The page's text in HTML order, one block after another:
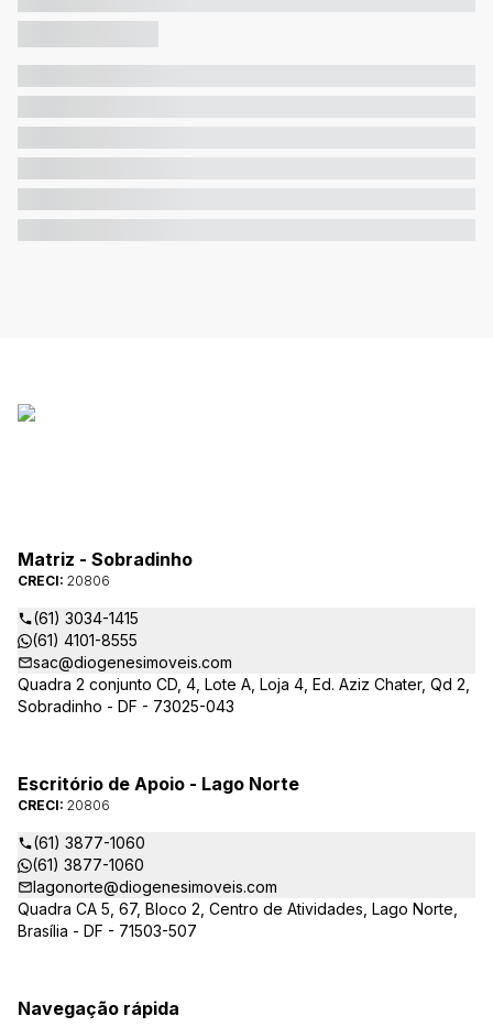
Matriz - Sobradinho
CRECI: 20806
(61) 3034-1415
(61) 4101-8555
sac@diogenesimoveis.com
Quadra 2 conjunto CD, 4, Lote A, Loja 4, Ed. Aziz Chater, Qd 2,
Sobradinho - DF - 73025-043
Escritório de Apoio - Lago Norte
CRECI: 20806
(61) 3877-1060
(61) 3877-1060
lagonorte@diogenesimoveis.com
Quadra CA 5, 67, Bloco 2, Centro de Atividades, Lago Norte,
Brasília - DF - 71503-507
Navegação rápida